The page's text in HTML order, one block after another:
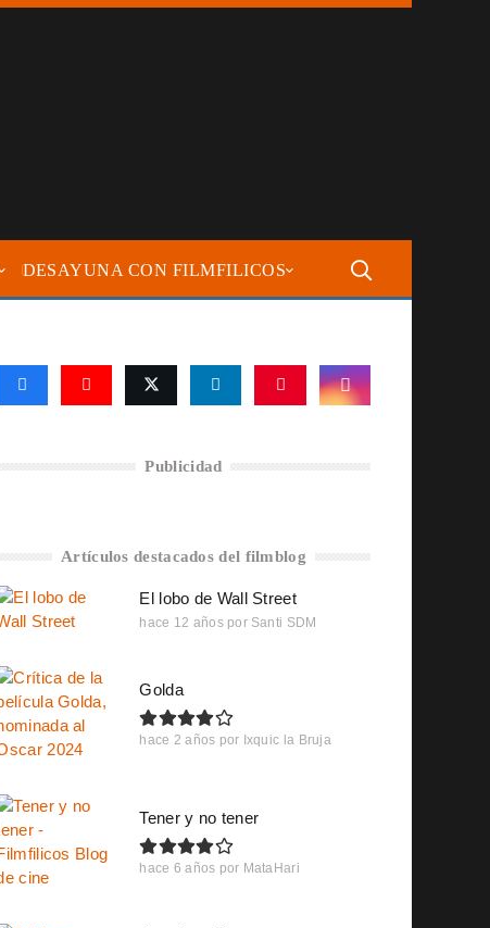
DESAYUNA CON FILMFILICOS
Publicidad
Artículos destacados del filmblog
El lobo de Wall Street
hace 12 años por Santi SDM
Golda
hace 2 años por Ixquic la Bruja
Tener y no tener
hace 6 años por MataHari